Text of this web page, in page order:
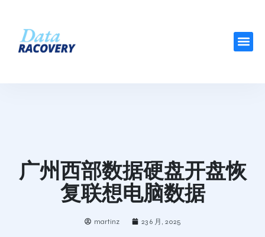
广州西部数据硬盘开盘恢
复联想电脑数据
martinz 23 6 月, 2025